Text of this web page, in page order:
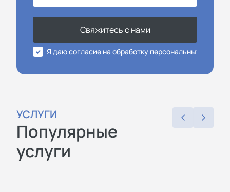
Свяжитесь с нами
Я даю согласие на обработку персональных
УСЛУГИ
Популярные
услуги